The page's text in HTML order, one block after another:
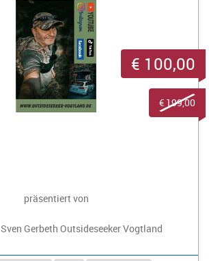
präsentiert von
Sven Gerbeth Outsideseeker Vogtland
€ 100,00
€ 199,00